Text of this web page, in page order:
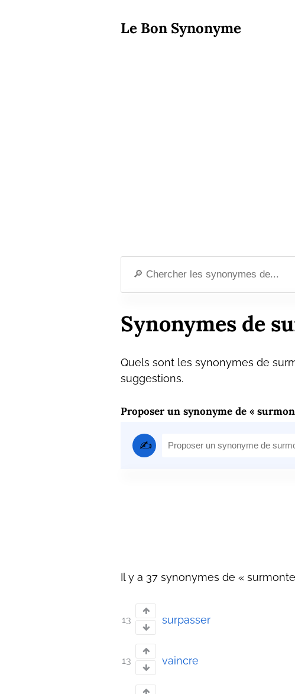
Le Bon Synonyme
Synonymes de
Quels sont les synonymes de
suggestions.
Proposer un synonyme de «
✍️
Il y a 37 synonymes de «
13 surpasser
13 vaincre